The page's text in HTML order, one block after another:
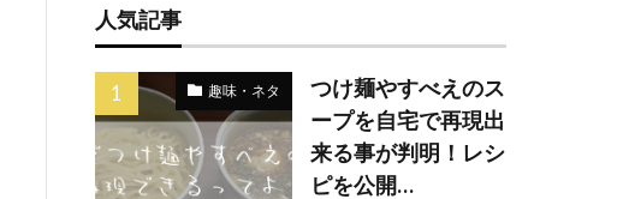
人気記事
趣味・ネタ
つけ麺やすべえのス
ープを自宅で再現出
来る事が判明！レシ
ピを公開…